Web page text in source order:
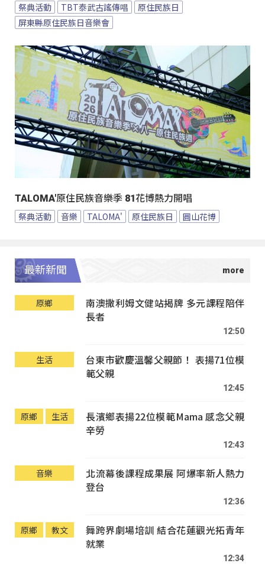
祭典活動 TBT泰武古謠傳唱
原住民族日
屏東縣原住民族日音樂會
TALOMA'原住民族音樂季 81花博熱力開唱
祭典活動 音樂 TALOMA' 原住民族日 圓山花博
最新新聞
原鄉
南澳撒利姆文健站揭牌 多元課程陪伴
長者
12:50
生活
台東市歡慶溫馨父親節！ 表揚71位模
範父親
12:45
原鄉 生活
長濱鄉表揚22位模範Mama 感念父親
辛勞
12:43
音樂
北流幕後課程成果展 阿爆率新人熱力
登台
12:36
原鄉 教文
舞跨界劇場培訓 結合花蓮觀光拓青年
就業
12:34